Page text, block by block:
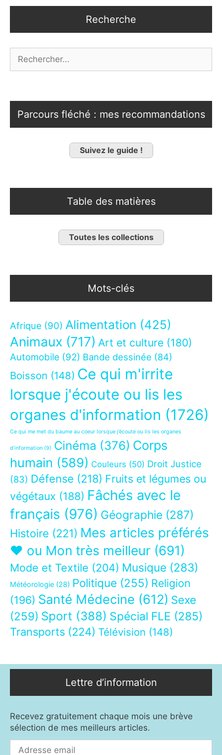
Recherche
Parcours fléché : mes recommandations
Suivez le guide !
Table des matières
Toutes les collections
Mots-clés
Afrique (90) Alimentation (425)
Animaux (717) Art et culture (180)
Automobile (92) Bande dessinée (84)
Boisson (148) Ce qui m'irrite
lorsque j'écoute ou lis les
organes d'information (1726)
Ce qui me met du baume au coeur lorsque j’écoute ou lis les organes
d’information (9) Cinéma (376) Corps
humain (589) Couleurs (50) Droit Justice
(83) Défense (218) Fruits et légumes ou
végétaux (188) Fâchés avec le
français (976) Géographie (287)
Histoire (221) Mes articles préférés
❤ ou Mon très meilleur (691)
Mode et Textile (204) Musique (283)
Météorologie (28) Politique (255) Religion
(196) Santé Médecine (612) Sexe
(259) Sport (388) Spécial FLE (285)
Transports (224) Télévision (148)
Lettre d’information
Recevez gratuitement chaque mois une brève
sélection de mes meilleurs articles.